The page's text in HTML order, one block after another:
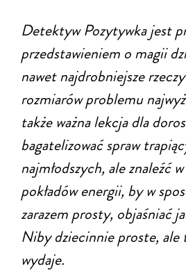
Detektyw Pozytywka jest
przedstawieniem o magii
nawet najdrobniejsze
rozmiarów problemu
także ważna lekcja dla
bagatelizować spraw
najmłodszych, ale znaleźć
pokładów energii, by w
zarazem prosty, objaśniać
Niby dziecinnie proste, ale
wydaje.